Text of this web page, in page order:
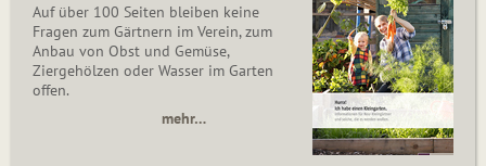
Auf über 100 Seiten bleiben keine
Fragen zum Gärtnern im Verein, zum
Anbau von Obst und Gemüse,
Ziergehölzen oder Wasser im Garten
offen.
mehr…